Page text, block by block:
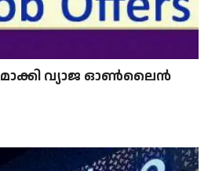
വ്യാജ ഓൺലൈൻ